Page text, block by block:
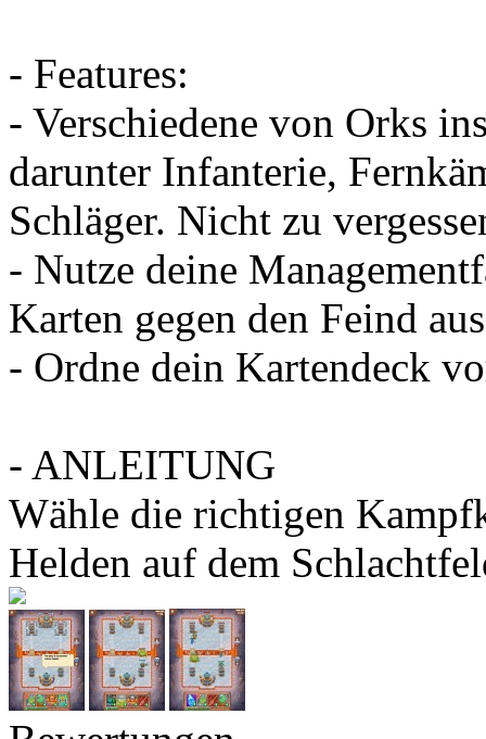
- Features:
- Verschiedene von Orks
darunter Infanterie,
Schläger. Nicht zu
- Nutze deine
Karten gegen den Feind
- Ordne dein Kartendeck
- ANLEITUNG
Wähle die richtigen
Helden auf dem